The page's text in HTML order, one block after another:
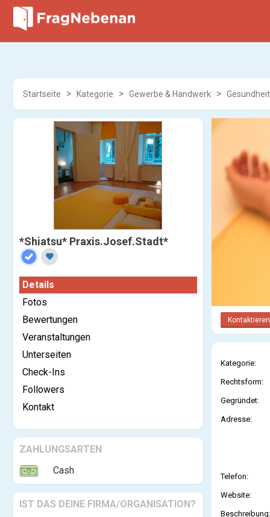
Startseite Kategorie Gewerbe & Handwerk
*Shiatsu* Praxis.Josef.Stadt*
favorite
Details
Fotos
Bewertungen
Veranstaltungen
Unterseiten
Check-Ins
Followers
Kontakt
ZAHLUNGSARTEN
Cash
IST DAS DEINE FIRMA/ORGANISATION?
Kontaktieren
Kategorie:
Rechtsform:
Gegründet:
Adresse:
Telefon:
Website:
Beschreibung: